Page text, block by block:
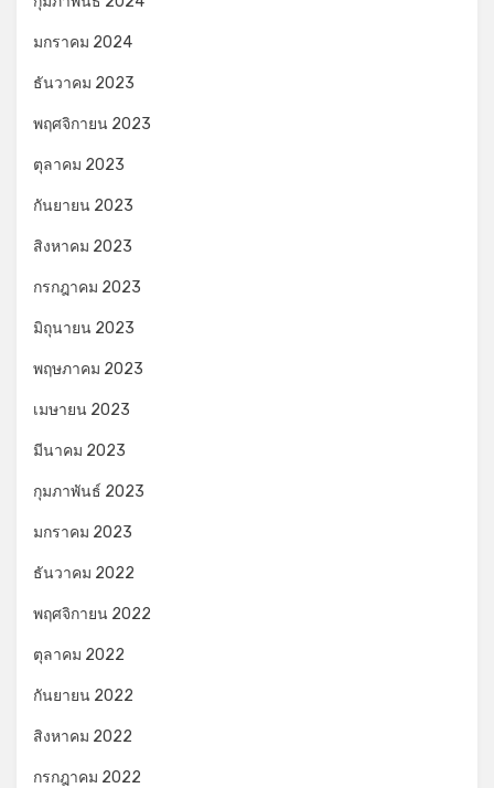
มกราคม 2024
ธันวาคม 2023
พฤศจิกายน 2023
ตุลาคม 2023
กันยายน 2023
สิงหาคม 2023
กรกฎาคม 2023
มิถุนายน 2023
พฤษภาคม 2023
เมษายน 2023
มีนาคม 2023
กุมภาพันธ์ 2023
มกราคม 2023
ธันวาคม 2022
พฤศจิกายน 2022
ตุลาคม 2022
กันยายน 2022
สิงหาคม 2022
กรกฎาคม 2022